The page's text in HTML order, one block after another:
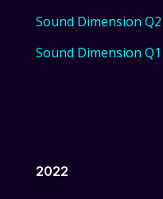
Sound Dimension
Sound Dimension
2022